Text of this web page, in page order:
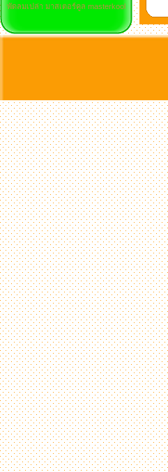
พัดลมเปล่า มาสเตอร์คูล masterkool